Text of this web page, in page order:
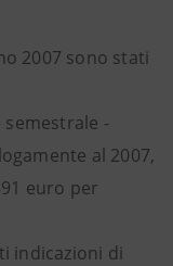
2007 sono stati
-
al 2007,
euro per
indicazioni di